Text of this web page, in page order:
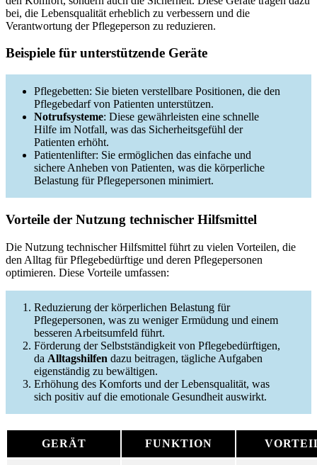
bei, die Lebensqualität erheblich zu verbessern und die
Verantwortung der Pflegeperson zu reduzieren.
Beispiele für unterstützende Geräte
Pflegebetten: Sie bieten verstellbare Positionen, die den
Pflegebedarf von Patienten unterstützen.
Notrufsysteme: Diese gewährleisten eine schnelle
Hilfe im Notfall, was das Sicherheitsgefühl der
Patienten erhöht.
Patientenlifter: Sie ermöglichen das einfache und
sichere Anheben von Patienten, was die körperliche
Belastung für Pflegepersonen minimiert.
Vorteile der Nutzung technischer Hilfsmittel
Die Nutzung technischer Hilfsmittel führt zu vielen Vorteilen, die
den Alltag für Pflegebedürftige und deren Pflegepersonen
optimieren. Diese Vorteile umfassen:
Reduzierung der körperlichen Belastung für
Pflegepersonen, was zu weniger Ermüdung und einem
besseren Arbeitsumfeld führt.
Förderung der Selbstständigkeit von Pflegebedürftigen,
da Alltagshilfen dazu beitragen, tägliche Aufgaben
eigenständig zu bewältigen.
Erhöhung des Komforts und der Lebensqualität, was
sich positiv auf die emotionale Gesundheit auswirkt.
GERÄT FUNKTION